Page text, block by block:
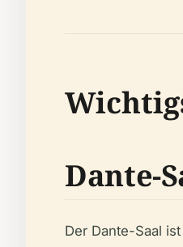
Dante-
Der Dante-Saal